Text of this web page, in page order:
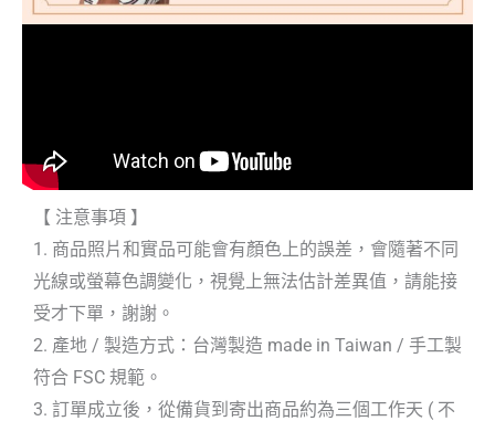
【 注意事項 】
1. 商品照片和實品可能會有顏色上的誤差，會隨著不同
光線或螢幕色調變化，視覺上無法估計差異值，請能接
受才下單，謝謝。
2. 產地 / 製造方式：台灣製造 made in Taiwan / 手工製
符合 FSC 規範。
3. 訂單成立後，從備貨到寄出商品約為三個工作天 ( 不